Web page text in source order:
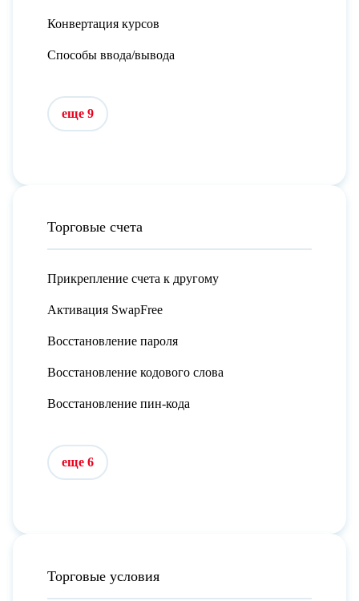
Конвертация курсов
Способы ввода/вывода
еще 9
Торговые счета
Прикрепление счета к другому
Активация SwapFree
Восстановление пароля
Восстановление кодового слова
Восстановление пин-кода
еще 6
Торговые условия